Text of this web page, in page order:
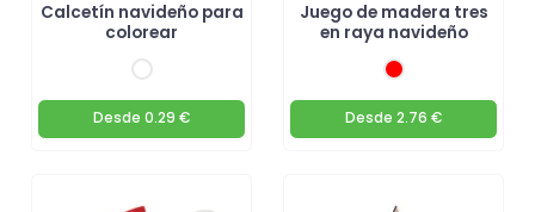
Calcetín navideño para
colorear
Desde 0.29 €
Juego de madera tres
en raya navideño
Desde 2.76 €